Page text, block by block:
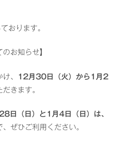
ております。
お知らせ】
、
12月30日（火）から1月2
きます。
日（日）と1月4日（日）は、
、ぜひご利用ください。